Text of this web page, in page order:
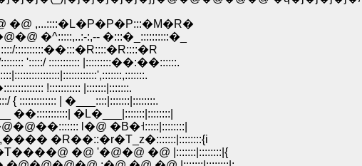
�@ ,...::::�L�P�P�P:::�M�R�
�^:::::,..:-:,-- �:::�_::::::::::�_
::::::::::��:::�R::::�R::::�R
':::::/ ::::::::::: |:::::::::��:��::::::.
!::::::::::: |:::::::|:::::::.
| �___::::|:::::::|::::::::.
�L�___|:::::::|::::::::|
l�@ �B�˧:::::|::::::::|
�R��::�r�T_z�:::::::|::::::::{i
�@ '�@�@ �@ |:::::::|::::::::|{